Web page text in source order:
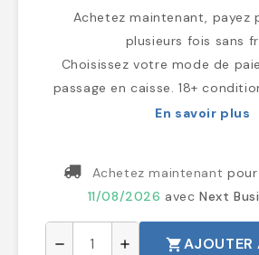
Achetez maintenant, payez
plusieurs fois sans
Choisissez votre mode de
passage en caisse. 18+
En savoir plus
Achetez maintenant
11/08/2026 avecNext
remove add shopping_cartAJOUTER